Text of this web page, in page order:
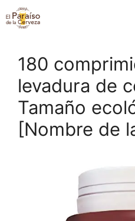
Saltar
al
180
levadura de
Tamaño
[Nombre de